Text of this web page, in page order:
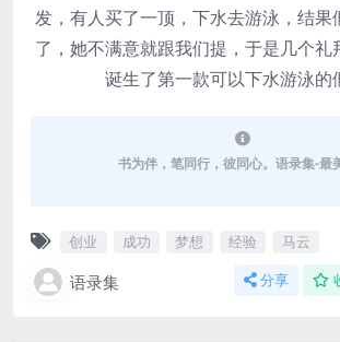
发，有人买了一顶，下水去游泳，结果
了，她不满意就跟我们提，于是几个礼
诞生了第一款可以下水游泳的
书为伴，笔同行，彼同心。语录集-最
创业 成功 梦想 经验 马云
语录集 分享